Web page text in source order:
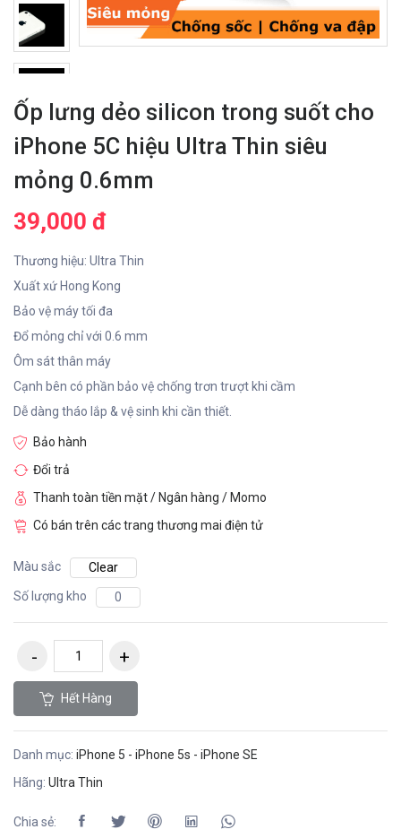
Ốp lưng dẻo silicon trong suốt cho
iPhone 5C hiệu Ultra Thin siêu
mỏng 0.6mm
39,000 đ
Thương hiệu: Ultra Thin
Xuất xứ Hong Kong
Bảo vệ máy tối đa
Đổ mỏng chỉ với 0.6 mm
Ôm sát thân máy
Cạnh bên có phần bảo vệ chống trơn trượt khi cầm
Dễ dàng tháo lắp & vệ sinh khi cần thiết.
Bảo hành
Đổi trả
Thanh toàn tiền mặt / Ngân hàng / Momo
Có bán trên các trang thương mai điện tử
Màu sắc
Clear
Số lượng kho
0
Hết Hàng
Danh mục: iPhone 5 - iPhone 5s - iPhone SE
Hãng: Ultra Thin
Chia sẻ: